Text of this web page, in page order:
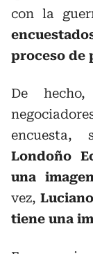
con la
proceso de
De
Londoño
una
vez,
tiene una